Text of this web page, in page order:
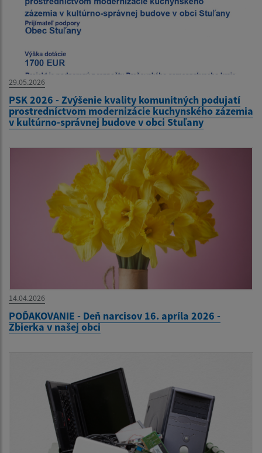
29.05.2026
PSK 2026 - Zvýšenie kvality komunitných podujatí
prostredníctvom modernizácie kuchynského zázemia
v kultúrno-správnej budove v obci Stuľany
14.04.2026
POĎAKOVANIE - Deň narcisov 16. apríla 2026 -
Zbierka v našej obci